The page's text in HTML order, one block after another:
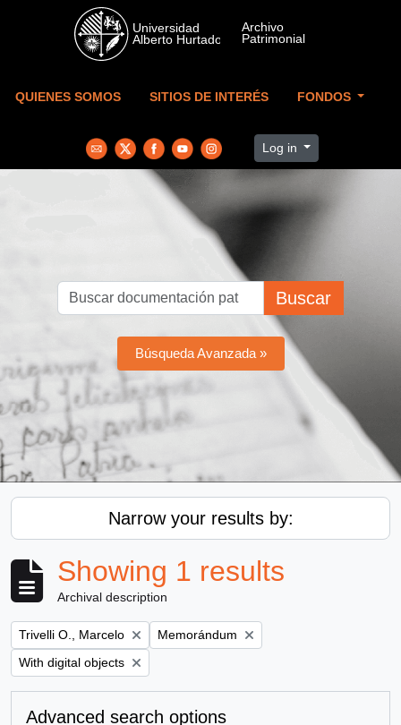
Skip to main content
QUIENES SOMOS SITIOS DE INTERÉS FONDOS
Log in
Buscar
Búsqueda Avanzada »
Narrow your results by:
Showing 1 results
Archival description
Remove filter:
Trivelli O., Marcelo Remove filter:
Memorándum
Remove filter:
With digital objects
Advanced search options